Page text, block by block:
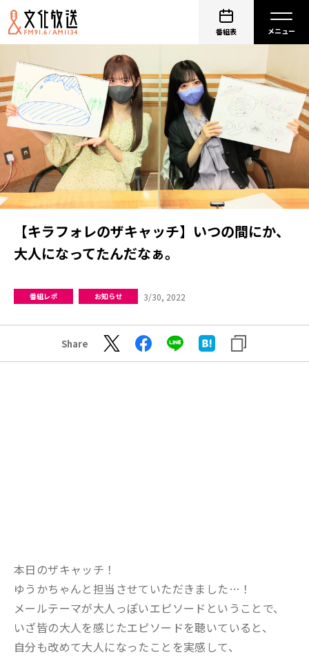
番組表
【キラフォレのザキャッチ】いつの間にか、
大人になってたんだなぁ。
番組レポ お知らせ 3/30, 2022
Share
本日のザキャッチ！
ゆうかちゃんと担当させていただきました…！
メールテーマが大人っぽいエピソードということで、
いざ皆の大人を感じたエピソードを聴いていると、
自分も改めて大人になったことを実感して、